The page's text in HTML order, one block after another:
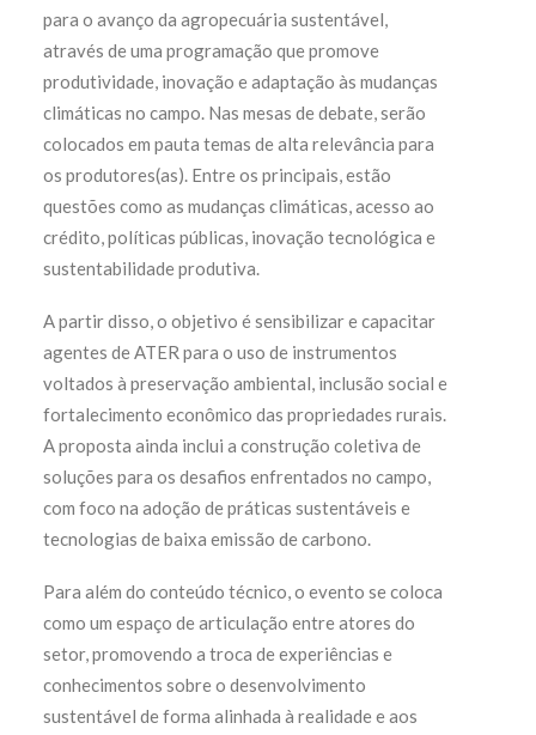
para o avanço da agropecuária sustentável,
através de uma programação que promove
produtividade, inovação e adaptação às mudanças
climáticas no campo. Nas mesas de debate, serão
colocados em pauta temas de alta relevância para
os produtores(as). Entre os principais, estão
questões como as mudanças climáticas, acesso ao
crédito, políticas públicas, inovação tecnológica e
sustentabilidade produtiva.
A partir disso, o objetivo é sensibilizar e capacitar
agentes de ATER para o uso de instrumentos
voltados à preservação ambiental, inclusão social e
fortalecimento econômico das propriedades rurais.
A proposta ainda inclui a construção coletiva de
soluções para os desafios enfrentados no campo,
com foco na adoção de práticas sustentáveis e
tecnologias de baixa emissão de carbono.
Para além do conteúdo técnico, o evento se coloca
como um espaço de articulação entre atores do
setor, promovendo a troca de experiências e
conhecimentos sobre o desenvolvimento
sustentável de forma alinhada à realidade e aos